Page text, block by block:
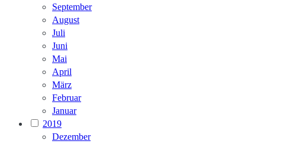
September
August
Juli
Juni
Mai
April
März
Februar
Januar
2019
Dezember